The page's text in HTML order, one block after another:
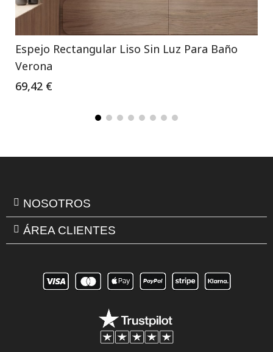
Espejo Rectangular Liso Sin Luz Para Baño
Verona
69,42 €
NOSOTROS
ÁREA CLIENTES